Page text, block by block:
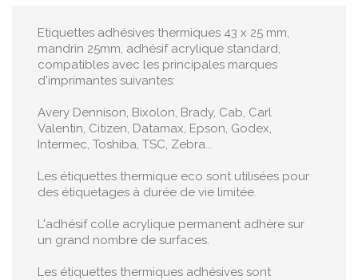
Etiquettes adhésives thermiques 43 x 25 mm,
mandrin 25mm, adhésif acrylique standard,
compatibles avec les principales marques
d'imprimantes suivantes:
Avery Dennison, Bixolon, Brady, Cab, Carl
Valentin, Citizen, Datamax, Epson, Godex,
Intermec, Toshiba, TSC, Zebra...
Les étiquettes thermique eco sont utilisées pour
des étiquetages à durée de vie limitée.
L'adhésif colle acrylique permanent adhère sur
un grand nombre de surfaces.
Les étiquettes thermiques adhésives sont